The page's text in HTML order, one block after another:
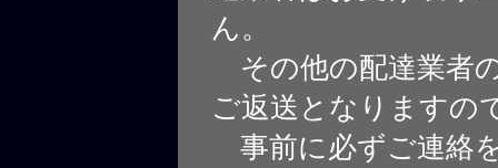
ん。
その他の配達業者
ご返送となりますの
事前に必ずご連絡